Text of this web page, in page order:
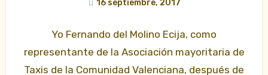
16 septiembre, 2017
Yo Fernando del Molino Ecija, como
representante de la Asociación mayoritaria de
Taxis de la Comunidad Valenciana, después de